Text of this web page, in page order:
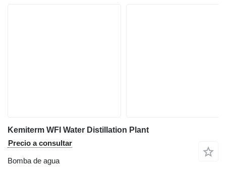
Kemiterm WFI Water Distillation Plant
Precio a consultar
Bomba de agua